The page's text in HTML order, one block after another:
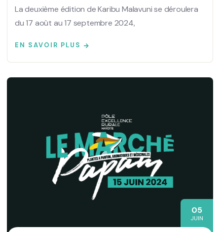
La deuxième édition de Karibu Malavuni se déroulera
du 17 août au 17 septembre 2024,
EN SAVOIR PLUS
05
JUIN